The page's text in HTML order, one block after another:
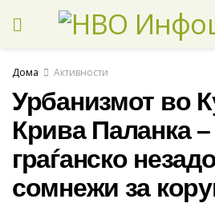
Дома Активности
Урбанизмот во
Крива Паланка
граѓанско
сомнежи за